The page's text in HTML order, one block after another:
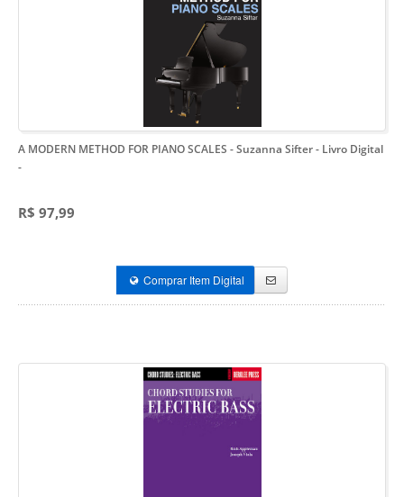
A MODERN METHOD FOR PIANO SCALES - Suzanna Sifter - Livro Digital
-
R$ 97,99
Comprar Item Digital